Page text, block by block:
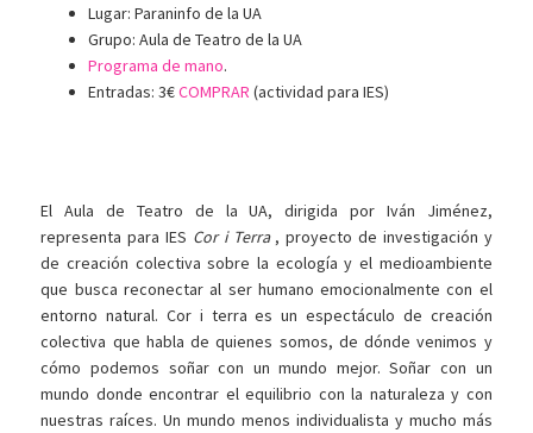
Lugar: Paraninfo de la UA
Grupo: Aula de Teatro de la UA
Programa de mano.
Entradas: 3€COMPRAR (actividad para IES)
El Aula de Teatro de la UA, dirigida por Iván Jiménez,
representa para IES Cor i Terra , proyecto de investigación y
de creación colectiva sobre la ecología y el medioambiente
que busca reconectar al ser humano emocionalmente con el
entorno natural. Cor i terra es un espectáculo de creación
colectiva que habla de quienes somos, de dónde venimos y
cómo podemos soñar con un mundo mejor. Soñar con un
mundo donde encontrar el equilibrio con la naturaleza y con
nuestras raíces. Un mundo menos individualista y mucho más